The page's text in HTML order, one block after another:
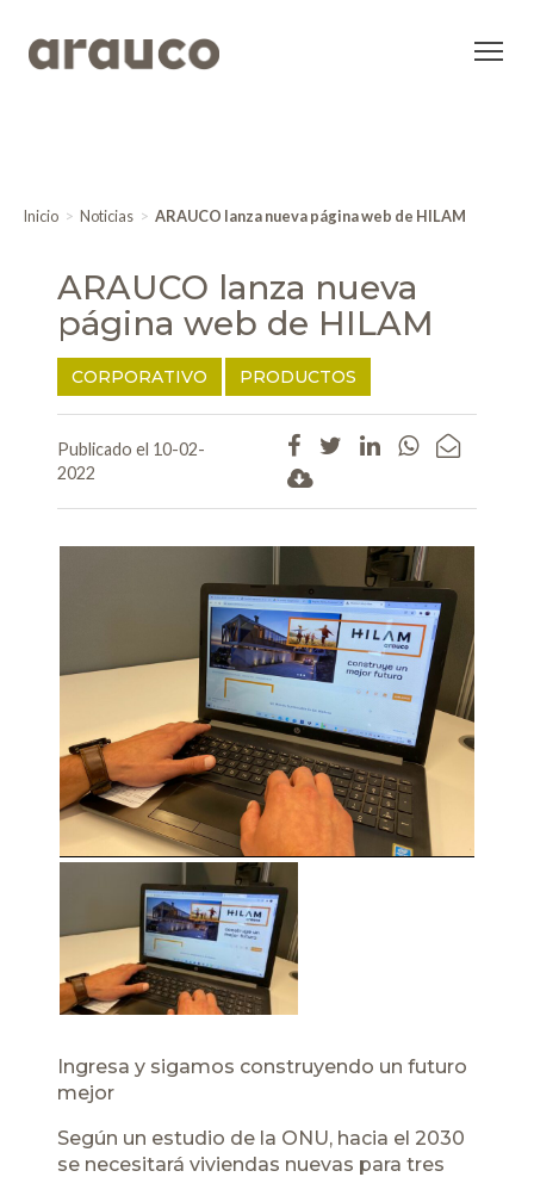
Inicio Noticias ARAUCO lanza nueva página web de HILAM
ARAUCO lanza nueva
página web de HILAM
CORPORATIVO PRODUCTOS
Publicado el 10-02-
2022
Ingresa y sigamos construyendo un futuro
mejor
Según un estudio de la ONU, hacia el 2030
se necesitará viviendas nuevas para tres